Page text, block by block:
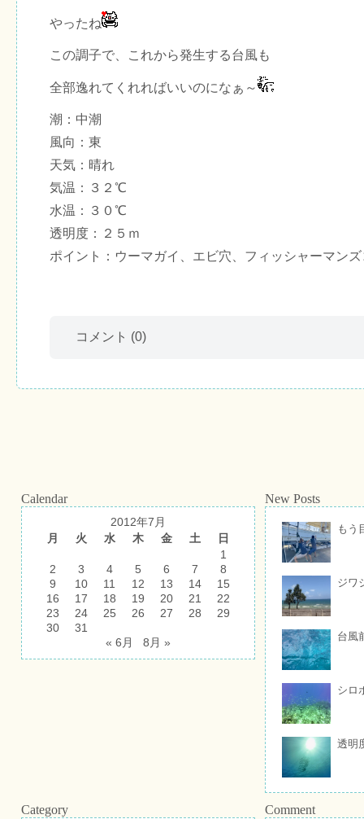
やったね
この調子で、これから発生する台風も
全部逸れてくれればいいのになぁ～
潮：中潮
風向：東
天気：晴れ
気温：３２℃
水温：３０℃
透明度：２５ｍ
ポイント：ウーマガイ、エビ穴、フィッシャーマン
コメント (0)
Calendar
2012年7月
月
火 水 木 金 土
日
1
2
3 4 5 6 7
8
9
10 11 12 13 14
15
16
17 18 19 20 21
22
23
24 25 26 27 28
29
30
31
« 6月
8月 »
New Posts
もう
ジワ
台風
シロ
透明
Category Comment